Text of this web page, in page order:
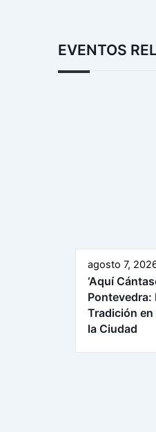
EVENTOS
agosto 7,
‘Aquí
Pontevedra:
Tradición
la Ciudad